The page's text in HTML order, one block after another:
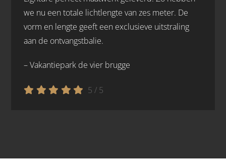
we nu een totale lichtlengte van zes meter. De
vorm en lengte geeft een exclusieve uitstraling
aan de ontvangstbalie.
– Vakantiepark de vier brugge
5 / 5